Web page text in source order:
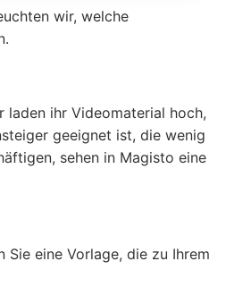
wir, welche
ihr Videomaterial hoch,
geeignet ist, die wenig
sehen in Magisto eine
eine Vorlage, die zu Ihrem